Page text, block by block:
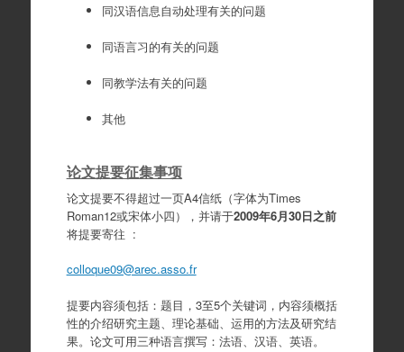
同汉语信息自动处理有关的问题
同语言习的有关的问题
同教学法有关的问题
其他
论文提要征集事项
论文提要不得超过一页A4信纸（字体为Times
Roman12或宋体小四），并请于2009年6月30日之前
将提要寄往 :
colloque09@arec.asso.fr
提要内容须包括：题目，3至5个关键词，内容须概括
性的介绍研究主题、理论基础、运用的方法及研究结
果。论文可用三种语言撰写：法语、汉语、英语。